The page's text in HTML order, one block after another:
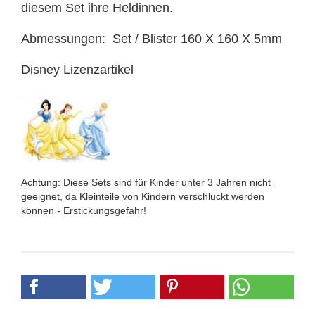
diesem Set ihre Heldinnen.
Abmessungen: Set / Blister 160 X 160 X 5mm
Disney Lizenzartikel
Achtung: Diese Sets sind für Kinder unter 3 Jahren nicht
geeignet, da Kleinteile von Kindern verschluckt werden
können - Erstickungsgefahr!